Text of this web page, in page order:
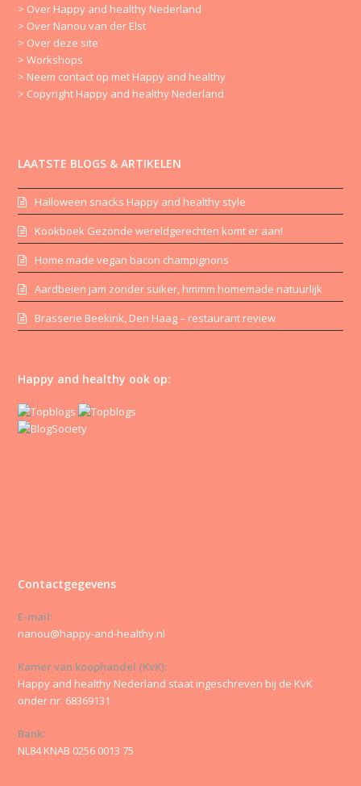
> Over Happy and healthy Nederland
> Over Nanou van der Elst
> Over deze site
> Workshops
> Neem contact op met Happy and healthy
> Copyright Happy and healthy Nederland
LAATSTE BLOGS & ARTIKELEN
Halloween snacks Happy and healthy style
Kookboek Gezonde wereldgerechten komt er aan!
Home made vegan bacon champignons
Aardbeien jam zonder suiker, hmmm homemade natuurlijk
Brasserie Beekink, Den Haag – restaurant review
Happy and healthy ook op:
Contactgegevens
E-mail:
nanou@happy-and-healthy.nl
Kamer van koophandel (KvK):
Happy and healthy Nederland staat ingeschreven bij de KvK
onder nr. 68369131
Bank:
NL84 KNAB 0256 0013 75